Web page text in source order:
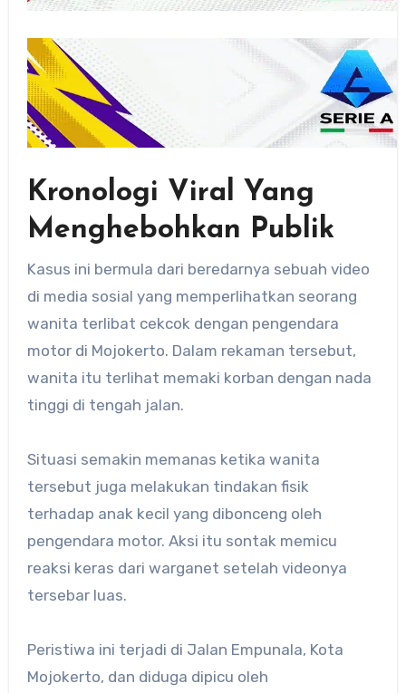
Kronologi Viral Yang
Menghebohkan Publik
Kasus ini bermula dari beredarnya sebuah video
di media sosial yang memperlihatkan seorang
wanita terlibat cekcok dengan pengendara
motor di Mojokerto. Dalam rekaman tersebut,
wanita itu terlihat memaki korban dengan nada
tinggi di tengah jalan.
Situasi semakin memanas ketika wanita
tersebut juga melakukan tindakan fisik
terhadap anak kecil yang dibonceng oleh
pengendara motor. Aksi itu sontak memicu
reaksi keras dari warganet setelah videonya
tersebar luas.
Peristiwa ini terjadi di Jalan Empunala, Kota
Mojokerto, dan diduga dipicu oleh